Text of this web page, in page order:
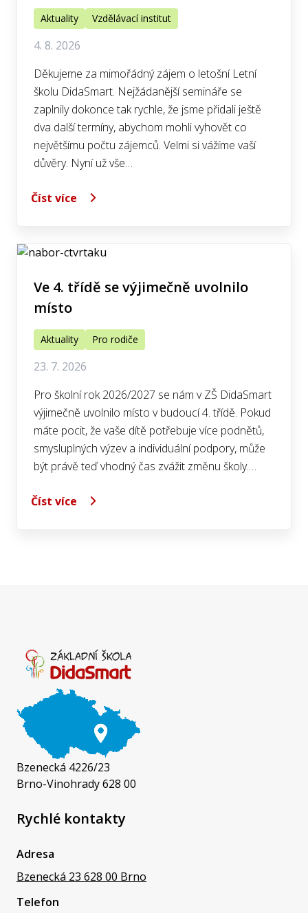
Aktuality Vzdělávací institut
4. 8. 2026
Děkujeme za mimořádný zájem o letošní Letní
školu DidaSmart. Nejžádanější semináře se
zaplnily dokonce tak rychle, že jsme přidali ještě
dva další termíny, abychom mohli vyhovět co
největšímu počtu zájemců. Velmi si vážíme vaší
důvěry. Nyní už vše…
Číst více
Ve 4. třídě se výjimečně uvolnilo
místo
Aktuality Pro rodiče
23. 7. 2026
Pro školní rok 2026/2027 se nám v ZŠ DidaSmart
výjimečně uvolnilo místo v budoucí 4. třídě. Pokud
máte pocit, že vaše dítě potřebuje více podnětů,
smysluplných výzev a individuální podpory, může
být právě teď vhodný čas zvážit změnu školy.…
Číst více
Bzenecká 4226/23
Brno-Vinohrady 628 00
Rychlé kontakty
Adresa
Bzenecká 23 628 00 Brno
Telefon